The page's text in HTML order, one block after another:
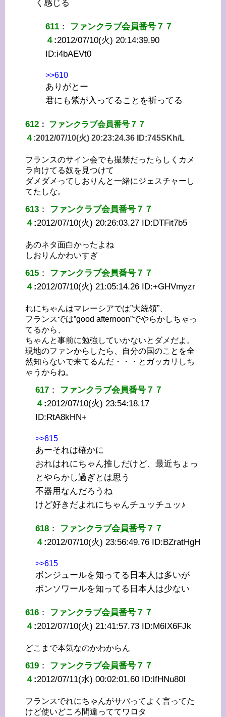
く感じる
611 ： ファンクラブ会員番号７７
４ :2012/07/10(火) 20:14:39.90
ID:i4bAEVt0
>>610
ありがとー
君にも紫が入ってることを祈ってる
612 ： ファンクラブ会員番号７７
４ :2012/07/10(火) 20:23:24.36 ID:745SKh/L
フランスのサイン会でも撮禁だったらしくカメ
ラ向けてる奴を見つけて
ダメダメってしおりんと一緒にジェスチャーし
てたしな。
613 ： ファンクラブ会員番号７７
４ :2012/07/10(火) 20:26:03.27 ID:DTFit7b5
あのネタ面白かったよね
しおりんかわいすぎ
615 ： ファンクラブ会員番号７７
４ :2012/07/10(火) 21:05:14.26 ID:+GHVmyzr
れにちゃんはマレーシアでは”大統領”、
フランスでは”good afternoon”でやらかしちゃっ
てるから、
ちゃんと事前に勉強していかないとダメだよ。
現地のファンからしたら、自分の国のことを全
然知らないで来てるんだ・・・とガッカリしち
ゃうからね。
617 ： ファンクラブ会員番号７７
４ :2012/07/10(火) 23:54:18.17
ID:RtA8kHN+
>>615
あーそれは確かに
おれはれにちゃん推しだけど、最近ちょっ
とやらかし過ぎとは思う
不器用なんだろうね
けど好きだよれにちゃんチュッチュッ♪
618 ： ファンクラブ会員番号７７
４ :2012/07/10(火) 23:56:49.76 ID:BZratHgH
>>615
ボンジュールを知ってる日本人は多いが
ボンソワールを知ってる日本人は少ない
616 ： ファンクラブ会員番号７７
４ :2012/07/10(火) 21:41:57.73 ID:M6IX6FJk
どこまで本気なのかわからん
619 ： ファンクラブ会員番号７７
４ :2012/07/11(水) 00:02:01.60 ID:lfHNu80I
フランスでれにちゃんがサバってよく言ってた
けど使いどころ間違っててワロタ